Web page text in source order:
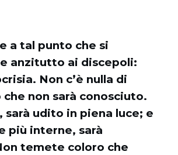
a tal punto che si
anzitutto ai discepoli:
Non c’è nulla di
non sarà conosciuto.
udito in piena luce; e
più interne, sarà
temete coloro che